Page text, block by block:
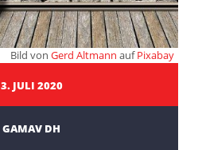
Bild von Gerd Altmann aufPixabay
3. JULI 2020
GAMAV DH